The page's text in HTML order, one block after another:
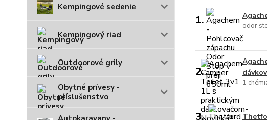
Kempingové sedenie
Kempingový riad
Outdoorové grily
Obytné prívesy -
príslušenstvo
1. odor
2.
1
3.